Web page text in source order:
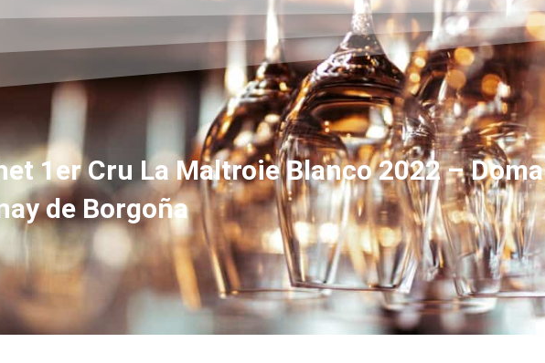
1er Cru La Maltroie Blanco 2022 –
de Borgoña